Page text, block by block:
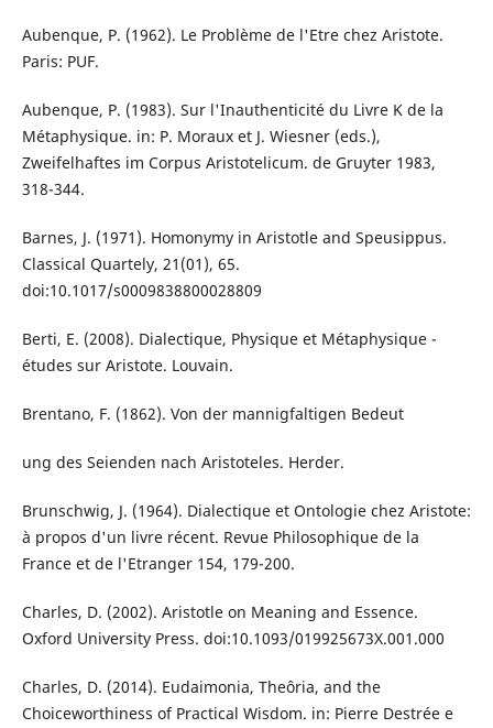
Aubenque, P. (1962). Le Problème de l'Etre chez Aristote.
Paris: PUF.
Aubenque, P. (1983). Sur l'Inauthenticité du Livre K de la
Métaphysique. in: P. Moraux et J. Wiesner (eds.),
Zweifelhaftes im Corpus Aristotelicum. de Gruyter 1983,
318-344.
Barnes, J. (1971). Homonymy in Aristotle and Speusippus.
Classical Quartely, 21(01), 65.
doi:10.1017/s0009838800028809
Berti, E. (2008). Dialectique, Physique et Métaphysique -
études sur Aristote. Louvain.
Brentano, F. (1862). Von der mannigfaltigen Bedeut
ung des Seienden nach Aristoteles. Herder.
Brunschwig, J. (1964). Dialectique et Ontologie chez Aristote:
à propos d'un livre récent. Revue Philosophique de la
France et de l'Etranger 154, 179-200.
Charles, D. (2002). Aristotle on Meaning and Essence.
Oxford University Press. doi:10.1093/019925673X.001.000
Charles, D. (2014). Eudaimonia, Theôria, and the
Choiceworthiness of Practical Wisdom. in: Pierre Destrée e